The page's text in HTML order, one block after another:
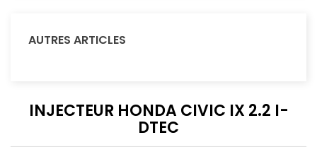
AUTRES ARTICLES
INJECTEUR HONDA CIVIC IX 2.2 I-
DTEC